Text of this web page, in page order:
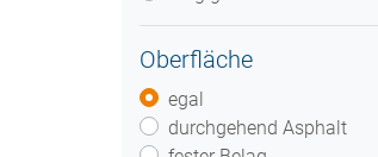
Oberfläche
egal
durchgehend Asphalt